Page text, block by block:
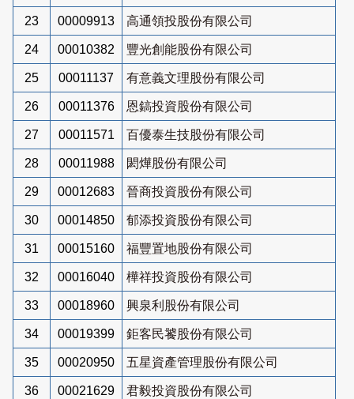
23 00009913 高通領投股份有限公司
24 00010382 豐光創能股份有限公司
25 00011137 有意義文理股份有限公司
26 00011376 恩鎬投資股份有限公司
27 00011571 百優泰生技股份有限公司
28 00011988 閎燁股份有限公司
29 00012683 晉商投資股份有限公司
30 00014850 郁添投資股份有限公司
31 00015160 福豐置地股份有限公司
32 00016040 樺祥投資股份有限公司
33 00018960 興泉利股份有限公司
34 00019399 鉅客民饕股份有限公司
35 00020950 五星資產管理股份有限公司
36 00021629 君毅投資股份有限公司